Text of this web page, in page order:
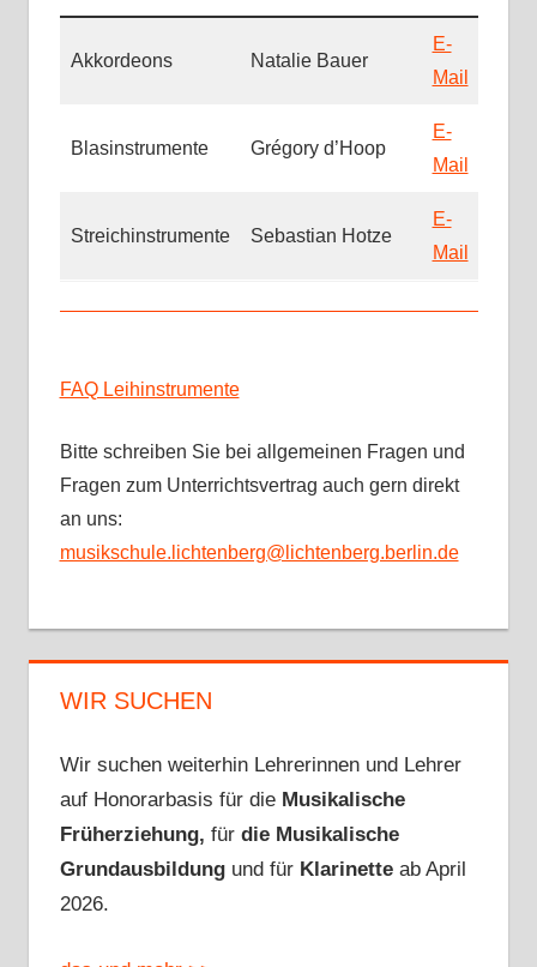
Akkordeons Natalie Bauer
E-
Mail
Blasinstrumente Grégory d’Hoop
E-
Mail
Streichinstrumente Sebastian Hotze
E-
Mail
FAQ Leihinstrumente
Bitte schreiben Sie bei allgemeinen Fragen und
Fragen zum Unterrichtsvertrag auch gern direkt
an uns:
musikschule.lichtenberg@lichtenberg.berlin.de
WIR SUCHEN
Wir suchen weiterhin Lehrerinnen und Lehrer
auf Honorarbasis für die Musikalische
Früherziehung, fürdie Musikalische
Grundausbildung und fürKlarinette ab April
2026.